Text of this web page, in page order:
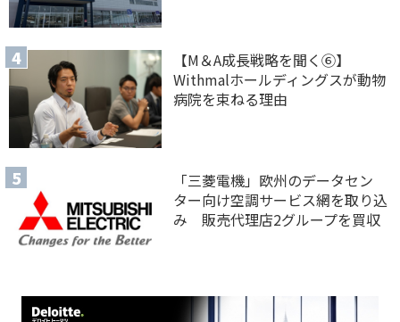
【M＆A 成長戦略を聞く⑥】
Withmalホールディングスが動物
病院を束ねる理由
「三菱電機」欧州のデータセン
ター向け空調サービス網を取り込
み 販売代理店2グループを買収